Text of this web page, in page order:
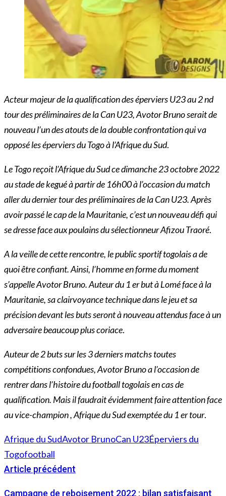
Acteur majeur de la qualification des éperviers U23 au 2 nd
tour des préliminaires de la Can U23, Avotor Bruno serait de
nouveau l’un des atouts de la double confrontation qui va
opposé les éperviers du Togo à l’Afrique du Sud.
Le Togo reçoit l’Afrique du Sud ce dimanche 23 octobre 2022
au stade de kegué à partir de 16h00 à l’occasion du match
aller du dernier tour des préliminaires de la Can U23. Après
avoir passé le cap de la Mauritanie, c’est un nouveau défi qui
se dresse face aux poulains du sélectionneur Afizou Traoré.
A la veille de cette rencontre, le public sportif togolais a de
quoi être confiant. Ainsi, l’homme en forme du moment
s’appelle Avotor Bruno. Auteur du 1 er but à Lomé face à la
Mauritanie, sa clairvoyance technique dans le jeu et sa
précision devant les buts seront à nouveau attendus face à un
adversaire beaucoup plus coriace.
Auteur de 2 buts sur les 3 derniers matchs toutes
compétitions confondues, Avotor Bruno a l’occasion de
rentrer dans l’histoire du football togolais en cas de
qualification. Mais il faudrait évidemment faire attention face
au vice-champion , Afrique du Sud exemptée du 1 er tour.
Afrique du SudAvotor BrunoCan U23Éperviers du
Togofootball
Article précédent
Campagne de reboisement 2022 : bilan satisfaisant